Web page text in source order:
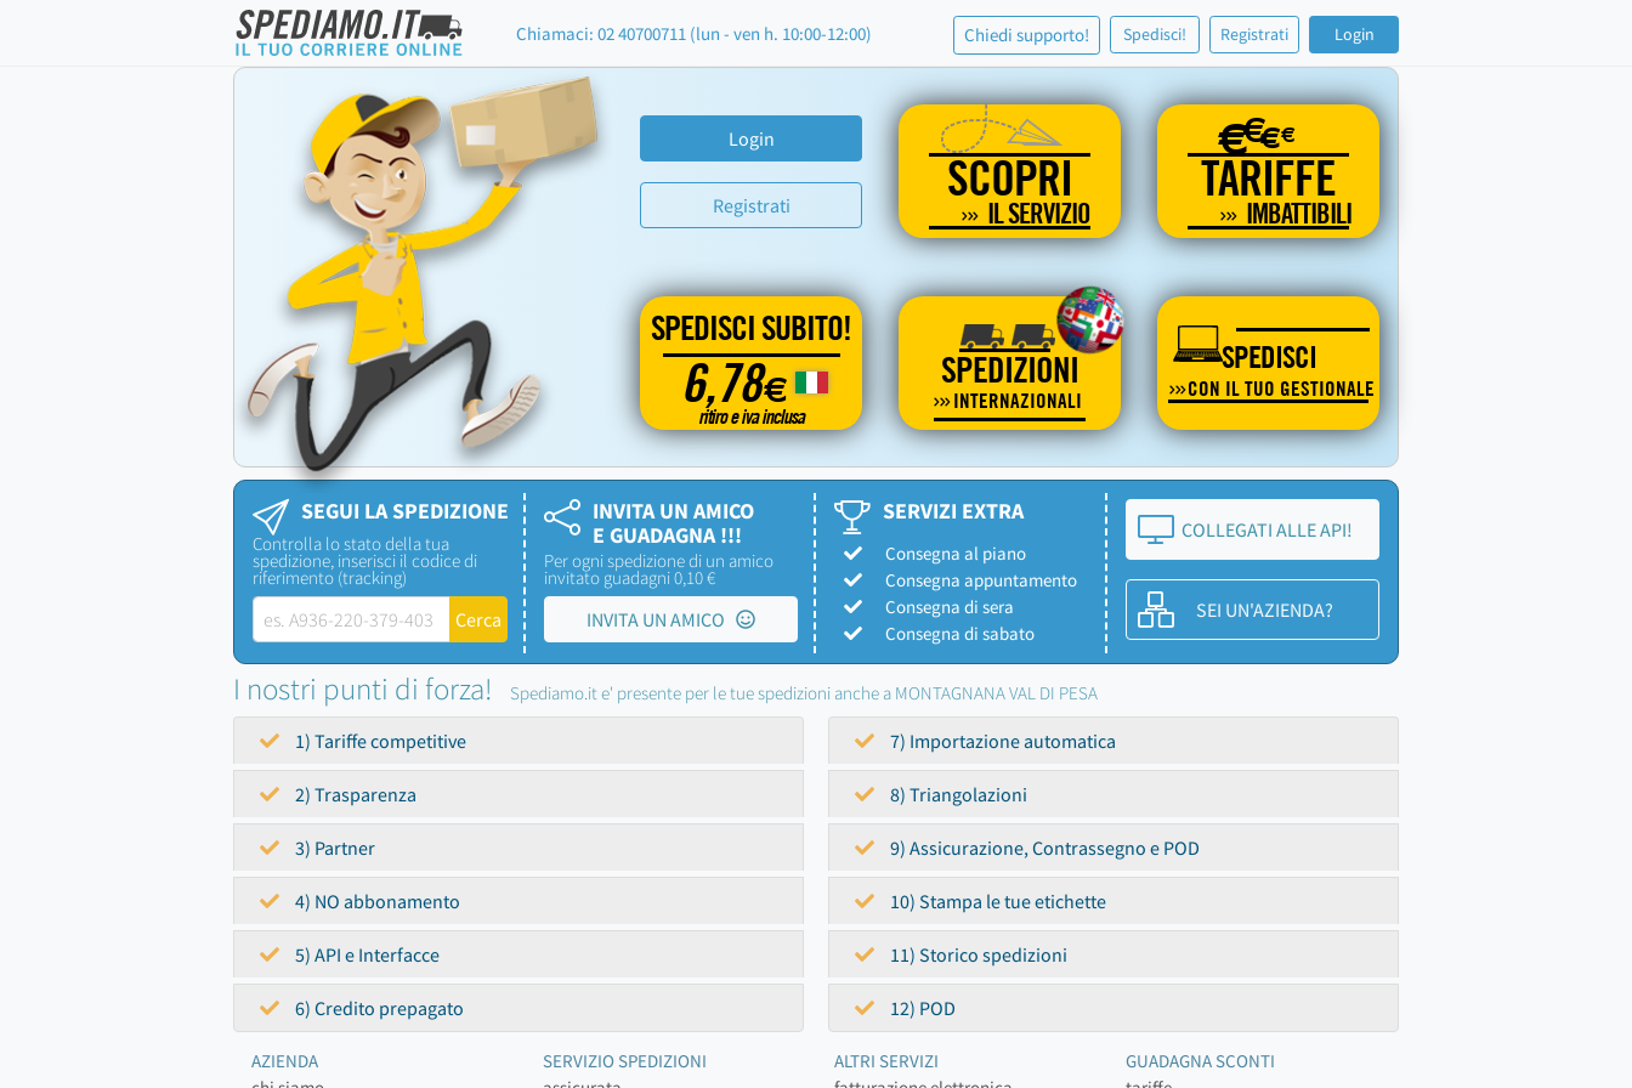
Chiamaci: 02 40700711 (lun - ven h. 10:00-12:00) Chiedi supporto! Spedisci! Registrati Login
Login
Registrati SCOPRI
IL SERVIZIO
€€€€
TARIFFE
IMBATTIBILI
SPEDISCI SUBITO!
6,78€
ritiro e iva inclusa
SPEDIZIONI
INTERNAZIONALI
SPEDISCI
CON IL TUO GESTIONALE
SEGUI LA SPEDIZIONE
Controlla lo stato della tua
spedizione, inserisci il codice di
riferimento (tracking)
INVITA UN AMICO
E GUADAGNA !!!
Per ogni spedizione di un amico
invitato guadagni 0,10 €
INVITA UN AMICO
SERVIZI EXTRA
Consegna al piano
Consegna appuntamento
Consegna di sera
Consegna di sabato
COLLEGATI ALLE API!
SEI UN'AZIENDA?
I nostri punti di forza! Spediamo.it e' presente per le tue spedizioni anche a MONTAGNANA VAL DI PESA
1) Tariffe competitive
2) Trasparenza
3) Partner
4) NO abbonamento
5) API e Interfacce
6) Credito prepagato
7) Importazione automatica
8) Triangolazioni
9) Assicurazione, Contrassegno e POD
10) Stampa le tue etichette
11) Storico spedizioni
12) POD
AZIENDA
SERVIZIO SPEDIZIONI
ALTRI SERVIZI
GUADAGNA SCONTI